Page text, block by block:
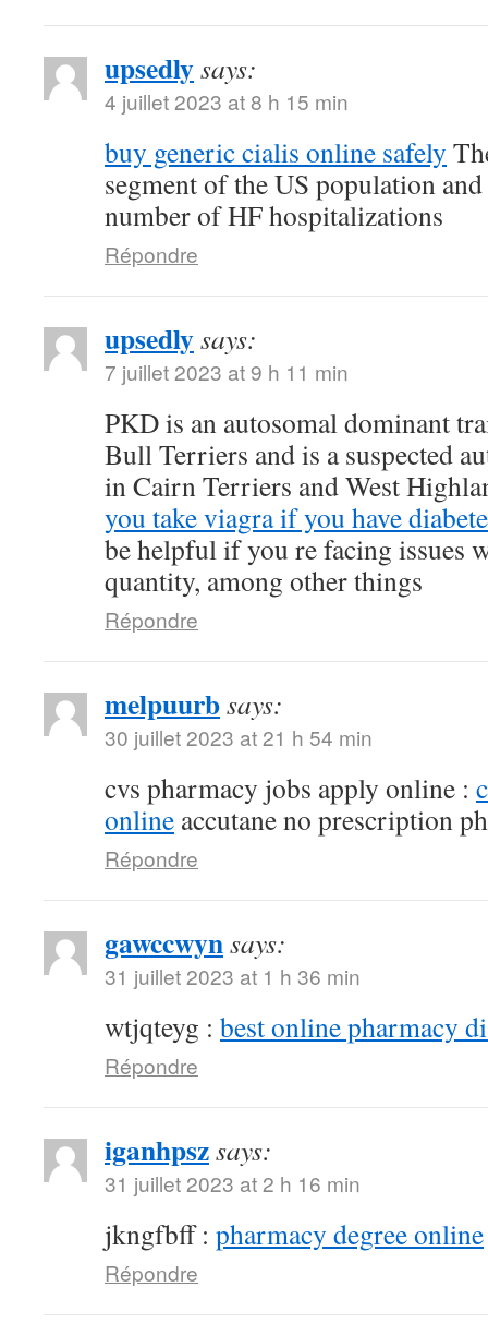
upsedlysays:
4 juillet 2023 at 8 h 15 min
buy generic cialis online safely
segment of the US population
number of HF hospitalizations
Répondre
upsedlysays:
7 juillet 2023 at 9 h 11 min
PKD is an autosomal dominant
Bull Terriers and is a suspected
in Cairn Terriers and West
you take viagra if you have
be helpful if you re facing issues
quantity, among other things
Répondre
melpuurbsays:
30 juillet 2023 at 21 h 54 min
cvs pharmacy jobs apply online :
online accutane no prescription
Répondre
gawccwynsays:
31 juillet 2023 at 1 h 36 min
wtjqteyg : best online pharmacy
Répondre
iganhpszsays:
31 juillet 2023 at 2 h 16 min
jkngfbff : pharmacy degree online
Répondre